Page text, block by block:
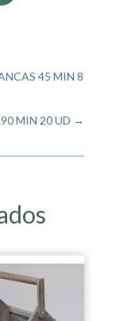
45 MIN 8
MIN 20 UD →